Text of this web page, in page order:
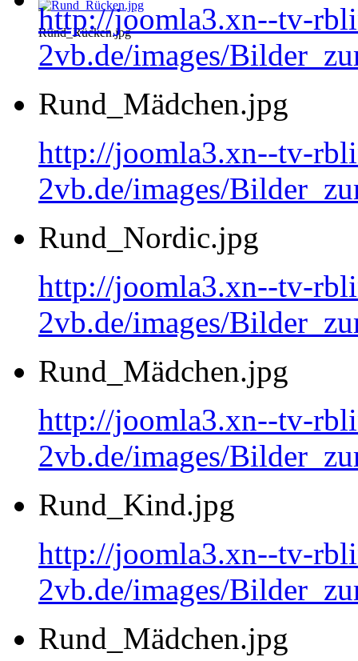
Rund_Rücken.jpg
http://joomla3.xn--tv-
2vb.de/images/
Rund_Mädchen.jpg
http://joomla3.xn--tv-
2vb.de/images/
Rund_Nordic.jpg
http://joomla3.xn--tv-
2vb.de/images/
Rund_Mädchen.jpg
http://joomla3.xn--tv-
2vb.de/images/
Rund_Kind.jpg
http://joomla3.xn--tv-
2vb.de/images/
Rund_Mädchen.jpg